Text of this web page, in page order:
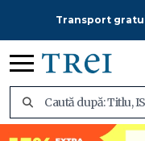
Transport